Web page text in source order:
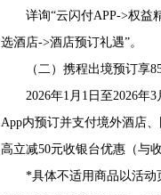
详询“云闪付APP->权益精
选酒店->酒店预订礼遇”。
（二）携程出境预订享85
2026年1月1日至2026年3
App内预订并支付境外酒店
高立减50元收银台优惠（与
*具体不适用商品以活动页